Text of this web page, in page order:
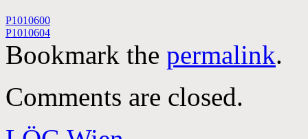
P1010600
P1010604
Bookmark the permalink.
Comments are closed.